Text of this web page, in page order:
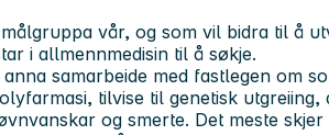
vår, og som vil bidra til å
i allmennmedisin til å søkje.
samarbeide med fastlegen om
tilvise til genetisk utgreiing,
og smerte. Det meste skjer